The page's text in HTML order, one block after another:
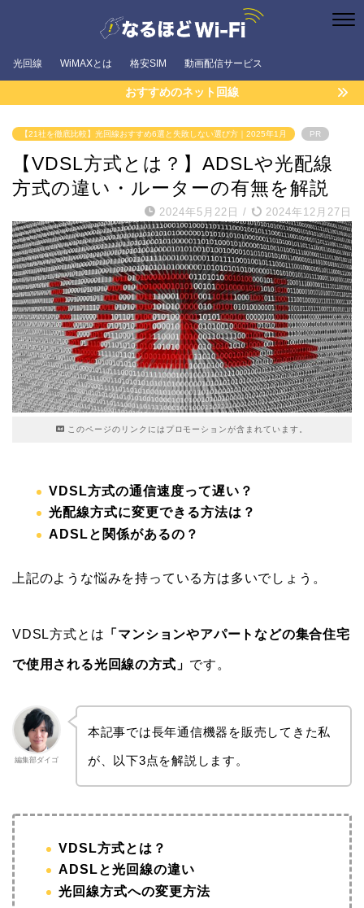
光回線 WiMAXとは 格安SIM 動画配信サービス
おすすめのネット回線
【21社を徹底比較】光回線おすすめ6選と失敗しない選び方｜2025年1月 PR
【VDSL方式とは？】ADSLや光配線
方式の違い・ルーターの有無を解説
2024年5月22日 / 2024年12月27日
このページのリンクにはプロモーションが含まれています。
VDSL方式の通信速度って遅い？
光配線方式に変更できる方法は？
ADSLと関係があるの？
上記のような悩みを持っている方は多いでしょう。
VDSL方式とは 「マンションやアパートなどの集合住宅
で使用される光回線の方式」 です。
編集部ダイゴ
本記事では長年通信機器を販売してきた私
が、以下3点を解説します。
VDSL方式とは？
ADSLと光回線の違い
光回線方式への変更方法